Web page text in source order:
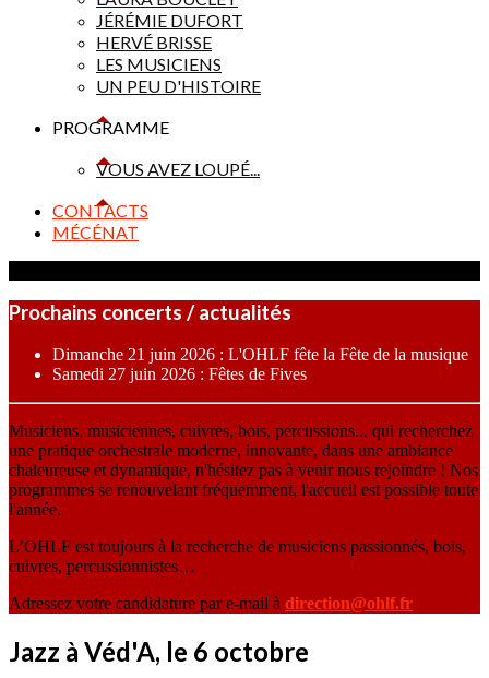
JÉRÉMIE DUFORT
HERVÉ BRISSE
LES MUSICIENS
UN PEU D'HISTOIRE
PROGRAMME
VOUS AVEZ LOUPÉ...
CONTACTS
MÉCÉNAT
Prochains concerts / actualités
Dimanche 21 juin 2026 : L'OHLF fête la Fête de la musique
Samedi 27 juin 2026 : Fêtes de Fives
Musiciens, musiciennes, cuivres, bois, percussions... qui recherchez
une pratique orchestrale moderne, innovante, dans une ambiance
chaleureuse et dynamique, n'hésitez pas à venir nous rejoindre ! Nos
programmes se renouvelant fréquemment, l'accueil est possible toute
l'année.
L’OHLF est toujours à la recherche de musiciens passionnés, bois,
cuivres, percussionnistes…
Adressez votre candidature par e-mail à direction@ohlf.fr
Jazz à Véd'A, le 6 octobre